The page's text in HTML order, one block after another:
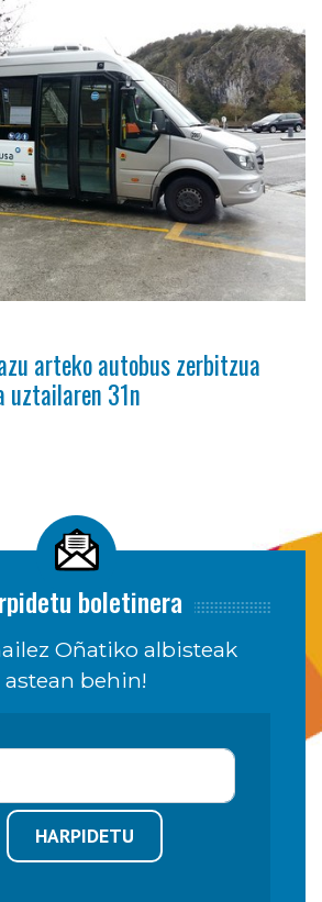
arteko autobus zerbitzua
uztailaren 31n
boletinera
Oñatiko albisteak
astean behin!
HARPIDETU